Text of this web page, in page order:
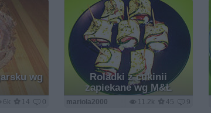
wg
6k 14 0
Roladki z cukinii
zapiekane wg M&Ł
11.2k 45 9
mariola2000